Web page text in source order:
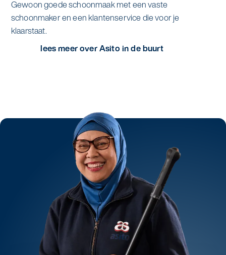
Gewoon goede schoonmaak met een vaste
schoonmaker en een klantenservice die voor je
klaarstaat.
lees meer over Asito in de buurt